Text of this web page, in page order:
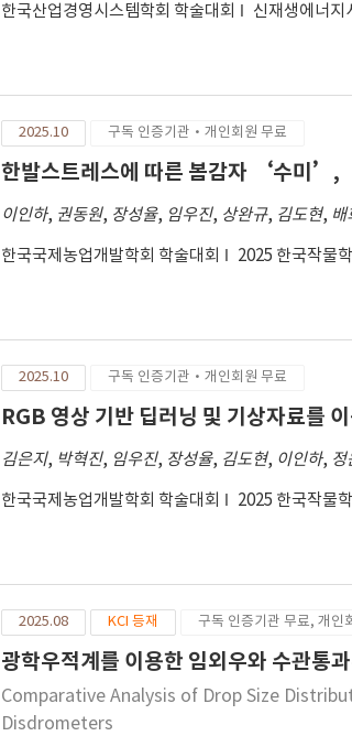
한국산업경영시스템학회 학술대회 신재생에너지
2025.10 구독 인증기관·개인회원 무료
한발스트레스에 따른 봄감자 ‘수미
이인하, 권동원, 장성율, 임우진, 상완규, 김도현, 배
한국국제농업개발학회 학술대회 2025 한국작물
2025.10 구독 인증기관·개인회원 무료
RGB 영상 기반 딥러닝 및 기상자료를
김은지, 박혁진, 임우진, 장성율, 김도현, 이인하, 정
한국국제농업개발학회 학술대회 2025 한국작물
2025.08 KCI 등재 구독 인증기관 무료, 개인
광학우적계를 이용한 임외우와 수관통
Comparative Analysis of Drop Size
Disdrometers